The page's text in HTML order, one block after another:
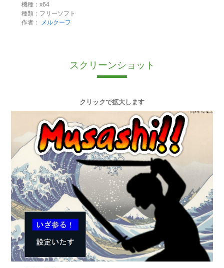
機種：x64
種類：フリーソフト
作者：
メルクーフ
スクリーンショット
クリックで拡大します